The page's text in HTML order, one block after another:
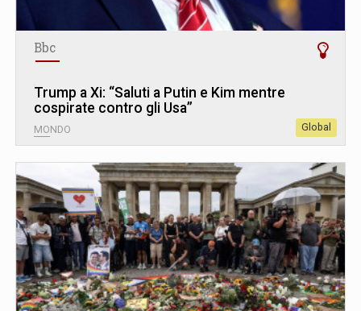
Bbc
Trump a Xi: “Saluti a Putin e Kim mentre
cospirate contro gli Usa”
MONDO Global